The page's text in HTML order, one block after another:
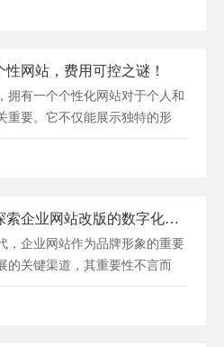
如何实现这一目标。 一、选择
机 ...
网站，费用可控之谜！
拥有一个个性化网站对于个人和
重要。它不仅能展示独特的形
更多用户关注。然而，许多人在
的前提下，打造独具特色的网
站定位和需...
革新上线：探索企业网站改版的数字化蝶变之旅
，企业网站作为品牌形象的重要
的关键渠道，其重要性不言而
发展和用户需求的不断变化，企